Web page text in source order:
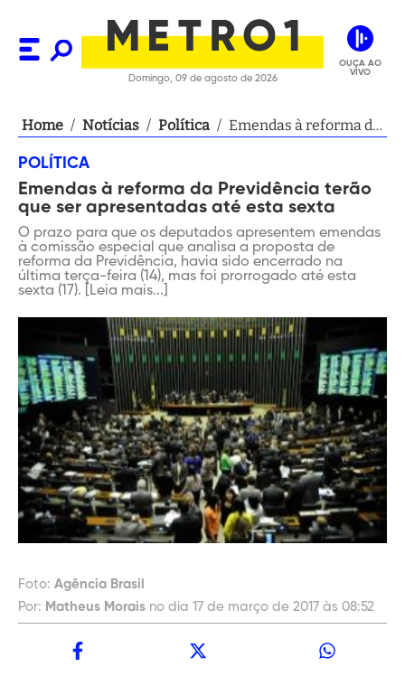
Domingo, 09 de agosto de 2026
OUÇA AO
VIVO
Home / Notícias / Política / Emendas à reforma da
esta sexta
POLÍTICA
Emendas à reforma da Previdência terão
que ser apresentadas até esta sexta
O prazo para que os deputados apresentem emendas
à comissão especial que analisa a proposta de
reforma da Previdência, havia sido encerrado na
última terça-feira (14), mas foi prorrogado até esta
sexta (17). [Leia mais...]
Foto: Agência Brasil
Por: Matheus Morais no dia 17 de março de 2017 às 08:52